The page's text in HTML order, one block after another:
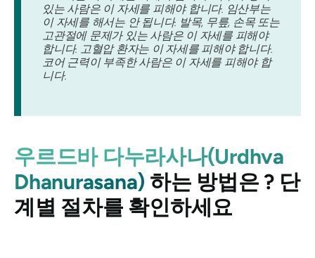
있는 사람은 이 자세를 피해야 합니다. 임산부는
이 자세를 해서는 안 됩니다. 발목, 무릎, 손목 또는
고관절에 문제가 있는 사람은 이 자세를 피해야
합니다. 고혈압 환자는 이 자세를 피해야 합니다.
코어 근력이 부족한 사람은 이 자세를 피해야 합
니다.
우르드바 다누라사나(Urdhva
Dhanurasana) 하는 방법은 ? 단
계별 절차를 확인하세요